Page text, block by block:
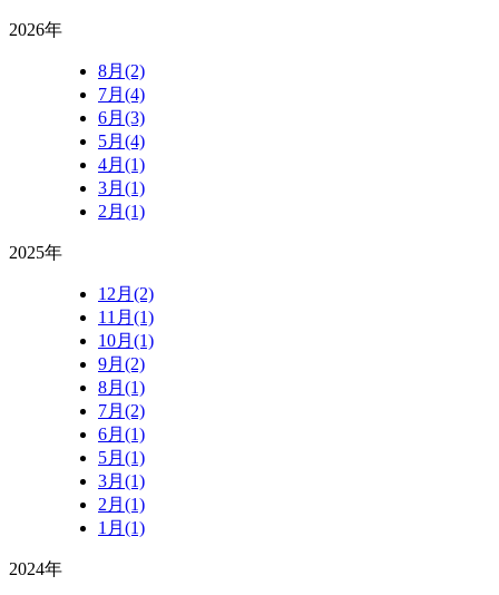
2026年
8月(2)
7月(4)
6月(3)
5月(4)
4月(1)
3月(1)
2月(1)
2025年
12月(2)
11月(1)
10月(1)
9月(2)
8月(1)
7月(2)
6月(1)
5月(1)
3月(1)
2月(1)
1月(1)
2024年